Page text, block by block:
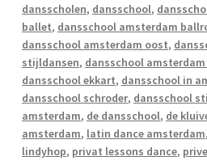
dansscholen, dansschool,
ballet, dansschool amsterdam
dansschool amsterdam oost,
stijldansen, dansschool
dansschool ekkart, dansschool in
dansschool schroder, dansschool
amsterdam, de dansschool, de
amsterdam, latin dance amsterdam,
lindyhop, privat lessons dance,